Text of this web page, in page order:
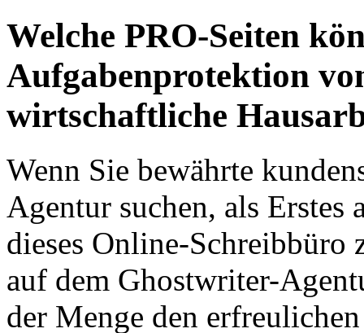
Welche PRO-Seiten
Aufgabenprotektion
wirtschaftliche
Wenn Sie bewährte
Agentur suchen, als
dieses Online-Schreibbüro
auf dem Ghostwriter-
der Menge den